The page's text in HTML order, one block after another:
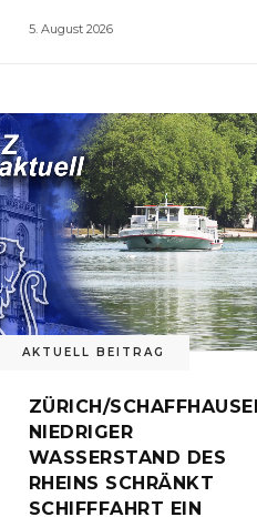
5. August 2026
AKTUELL BEITRAG
ZÜRICH/
NIEDRIGER
WASSERSTAND DES
RHEINS SCHRÄNKT
SCHIFFFAHRT EIN